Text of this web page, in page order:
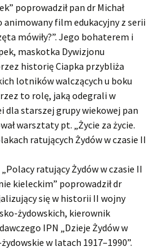
poprowadził pan dr Michał
animowany film edukacyjny z serii
mówiły?”. Jego bohaterem i
maskotka Dywizjonu
historię Ciapka przybliża
lotników walczących u boku
to rolę, jaką odegrali w
dla starszej grupy wiekowej pan
warsztaty pt. „Życie za życie.
ratujących Żydów w czasie II
ratujący Żydów w czasie II
kieleckim” poprowadził dr
się w historii II wojny
żydowskich, kierownik
IPN „Dzieje Żydów w
w latach 1917–1990”.